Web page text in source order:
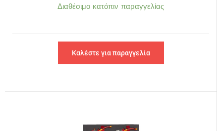
Διαθέσιμο κατόπιν παραγγελίας
Καλέστε για παραγγελία